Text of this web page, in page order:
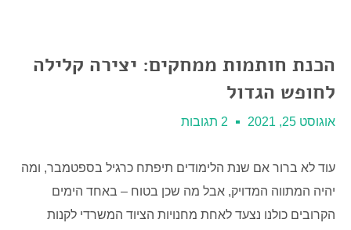
הכנת חותמות ממחקים: יצירה קלילה
לחופש הגדול
אוגוסט 25, 2021 2 תגובות
עוד לא ברור אם שנת הלימודים תיפתח כרגיל בספטמבר, ומה
יהיה המתווה המדויק, אבל מה שכן בטוח – באחד הימים
הקרובים כולנו נצעד לאחת מחנויות הציוד המשרדי לקנות